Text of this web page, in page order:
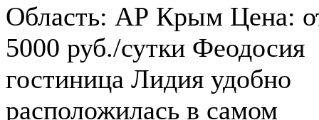
Область: АР Крым Цена:
5000 руб./сутки Феодосия
гостиница Лидия удобно
расположилась в самом